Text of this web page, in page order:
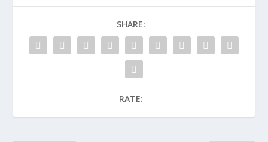
SHARE:
RATE: